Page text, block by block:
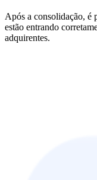
Após a consolidação, é
estão entrando
adquirentes.